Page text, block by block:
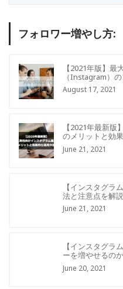
フォロワー増やし方:
【2021年版】最
（Instagram）
August 17, 2021
【2021年最新
のメリットと効
June 21, 2021
【インスタグラ
法と注意点を解説
June 21, 2021
【インスタグラ
ーを増やせるの
June 20, 2021